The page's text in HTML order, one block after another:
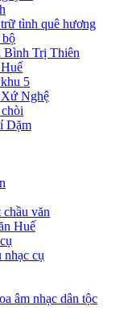
tình quê hương
bộ
Bình Trị Thiên
5
Nghệ
Dặm
văn
Huế
cụ
âm nhạc dân tộc